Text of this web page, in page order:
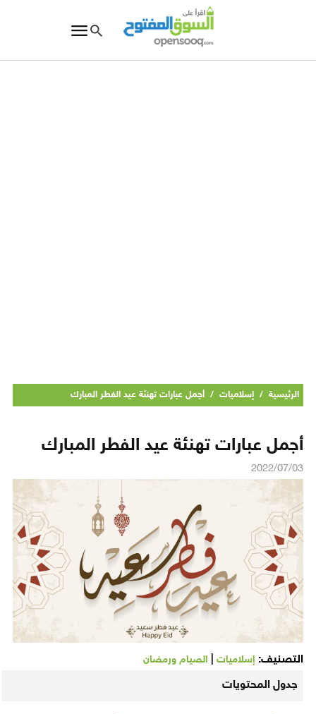
الرئيسية / إسلاميات / أجمل عبارات تهنئة عيد الفطر المبارك
أجمل عبارات تهنئة عيد الفطر المبارك
2022/07/03
التصنيف: إسلاميات| الصيام ورمضان
جدول المحتويات